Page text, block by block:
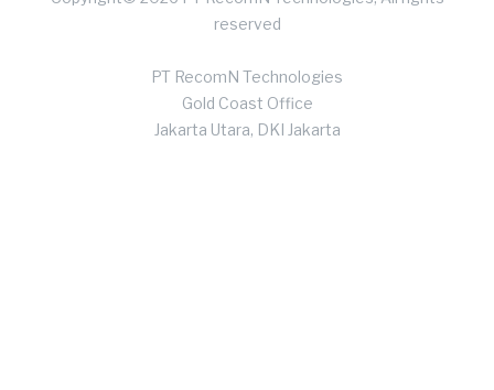
reserved
PT RecomN Technologies
Gold Coast Office
Jakarta Utara, DKI Jakarta